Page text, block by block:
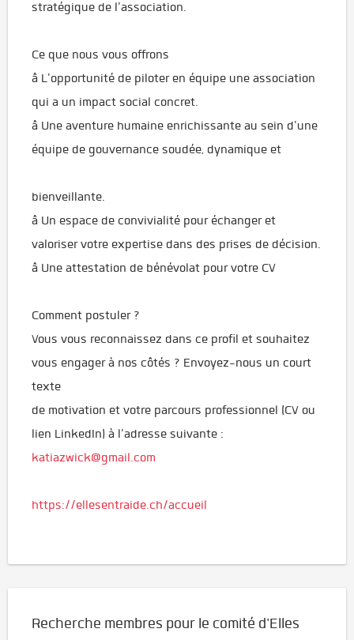
stratégique de l'association.
Ce que nous vous offrons
â L'opportunité de piloter en équipe une association
qui a un impact social concret.
â Une aventure humaine enrichissante au sein d'une
équipe de gouvernance soudée, dynamique et
bienveillante.
â Un espace de convivialité pour échanger et
valoriser votre expertise dans des prises de décision.
â Une attestation de bénévolat pour votre CV
Comment postuler ?
Vous vous reconnaissez dans ce profil et souhaitez
vous engager à nos côtés ? Envoyez-nous un court
texte
de motivation et votre parcours professionnel (CV ou
lien LinkedIn) à l'adresse suivante :
katiazwick@gmail.com
https://ellesentraide.ch/accueil
Recherche membres pour le comité d'Elles